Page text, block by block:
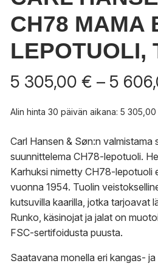
CH78 MAMA
LEPOTUOLI,
5 305,00 € – 5
Alin hinta 30 päivän aikana: 5 305,00
Carl Hansen & Søn:n valmistama
suunnittelema CH78-lepotuoli.
Karhuksi nimetty CH78-lepotuoli
vuonna 1954. Tuolin
kutsuvilla kaarilla, jotka tarjoavat
Runko, käsinojat ja jalat on
FSC-sertifoidusta puusta.
Saatavana monella eri kangas-